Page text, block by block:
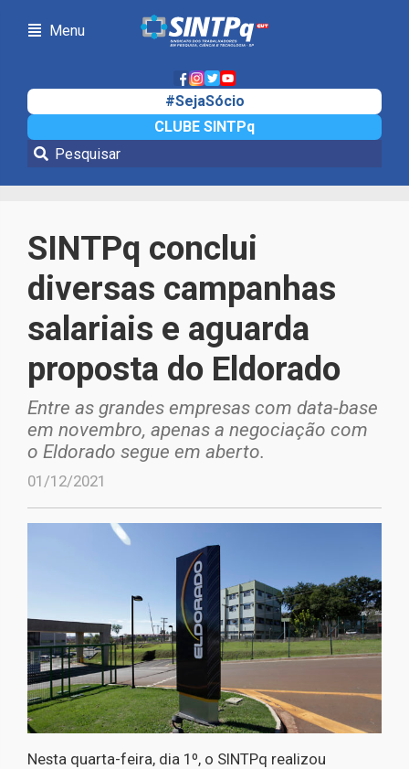
Menu
#SejaSócio
CLUBE SINTPq
Notícias
SINTPq conclui
diversas campanhas
salariais e aguarda
proposta do Eldorado
Entre as grandes empresas com data-base
em novembro, apenas a negociação com
o Eldorado segue em aberto.
01/12/2021
Nesta quarta-feira, dia 1º, o SINTPq realizou